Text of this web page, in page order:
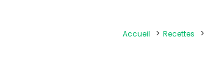
Accueil Recettes